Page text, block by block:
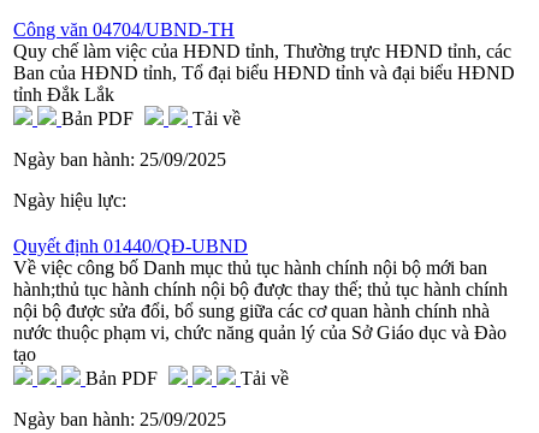
Công văn 04704/UBND-TH
Quy chế làm việc của HĐND tỉnh, Thường trực HĐND tỉnh, các
Ban của HĐND tỉnh, Tổ đại biểu HĐND tỉnh và đại biểu HĐND
tỉnh Đắk Lắk
Bản PDF
Tải về
Ngày ban hành: 25/09/2025
Ngày hiệu lực:
Quyết định 01440/QĐ-UBND
Về việc công bố Danh mục thủ tục hành chính nội bộ mới ban
hành;thủ tục hành chính nội bộ được thay thế; thủ tục hành chính
nội bộ được sửa đổi, bổ sung giữa các cơ quan hành chính nhà
nước thuộc phạm vi, chức năng quản lý của Sở Giáo dục và Đào
tạo
Bản PDF
Tải về
Ngày ban hành: 25/09/2025